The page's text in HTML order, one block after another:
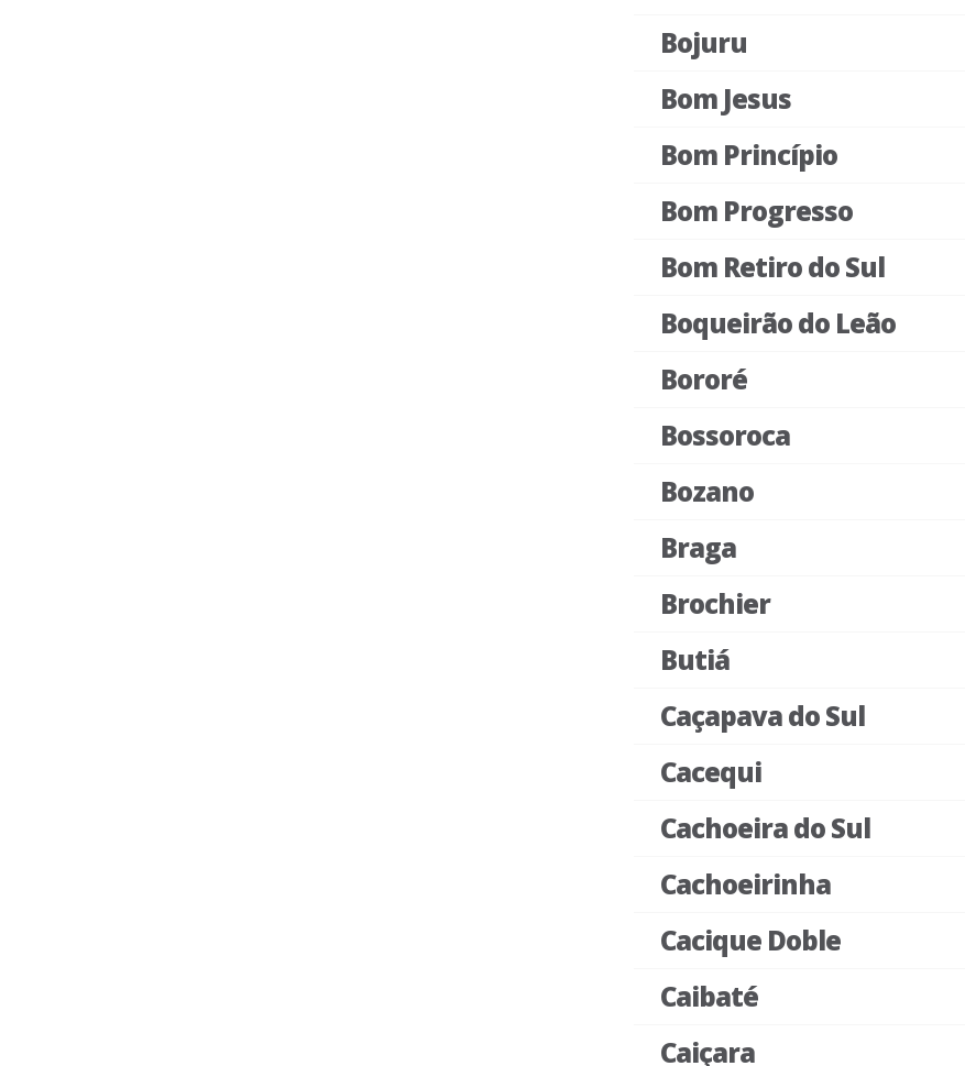
Bojuru
Bom Jesus
Bom Princípio
Bom Progresso
Bom Retiro do Sul
Boqueirão do Leão
Bororé
Bossoroca
Bozano
Braga
Brochier
Butiá
Caçapava do Sul
Cacequi
Cachoeira do Sul
Cachoeirinha
Cacique Doble
Caibaté
Caiçara